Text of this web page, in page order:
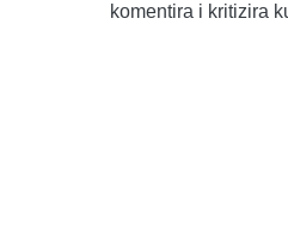
komentira i kritizira